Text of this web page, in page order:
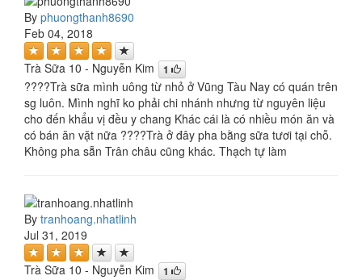
By phuongthanh8690
Feb 04, 2018
Trà Sữa 10 - Nguyễn Kim 1
????Trà sữa mình uông từ nhỏ ở Vũng Tàu Nay có quán trên
sg luôn. Mình nghĩ ko phải chi nhánh nhưng từ nguyên liệu
cho đến khẩu vị đều y chang Khác cái là có nhiều món ăn và
có bán ăn vặt nữa ????Trà ở đây pha bằng sữa tươi tại chỗ.
Không pha sẵn Trân châu cũng khác. Thạch tự làm
By tranhoang.nhatlinh
Jul 31, 2019
Trà Sữa 10 - Nguyễn Kim 1